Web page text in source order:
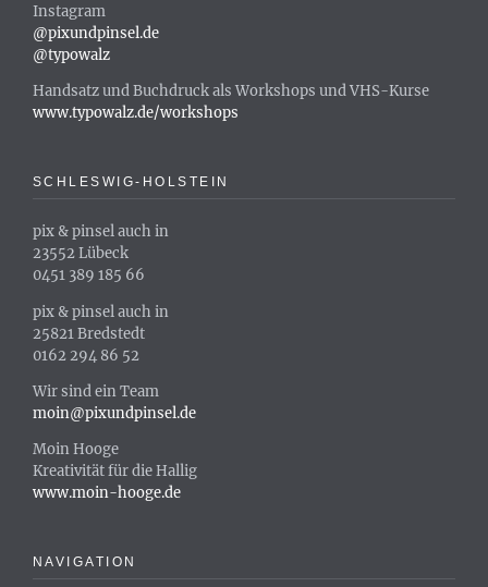
Instagram
@pixundpinsel.de
@typowalz
Handsatz und Buchdruck als Workshops und VHS-Kurse
www.typowalz.de/workshops
SCHLESWIG-HOLSTEIN
pix & pinsel auch in
23552 Lübeck
0451 389 185 66
pix & pinsel auch in
25821 Bredstedt
0162 294 86 52
Wir sind ein Team
moin@pixundpinsel.de
Moin Hooge
Kreativität für die Hallig
www.moin-hooge.de
NAVIGATION